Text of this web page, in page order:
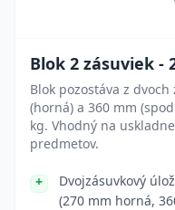
Blok 2 zásuviek -
Blok pozostáva z
(horná) a 360 mm
kg. Vhodný na
predmetov.
Dvojzásuvkový
(270 mm horná,